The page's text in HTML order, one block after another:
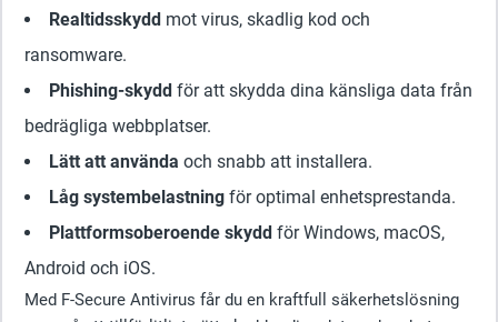
Realtidsskydd mot virus, skadlig kod och
ransomware.
Phishing-skydd för att skydda dina känsliga data från
bedrägliga webbplatser.
Lätt att använda och snabb att installera.
Låg systembelastning för optimal enhetsprestanda.
Plattformsoberoende skydd för Windows, macOS,
Android och iOS.
Med F-Secure Antivirus får du en kraftfull säkerhetslösning